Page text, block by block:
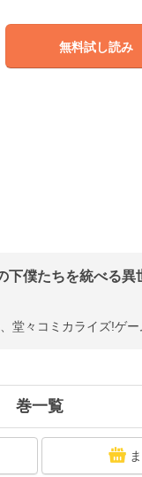
無料試し読み
僕たちを統べる異
堂々コミカライズ!ゲ
巻一覧